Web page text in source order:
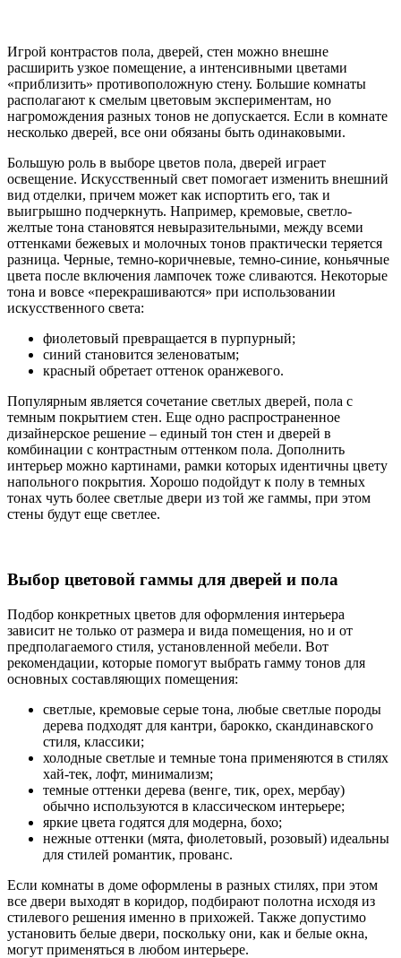
Игрой контрастов пола, дверей, стен можно внешне
расширить узкое помещение, а интенсивными цветами
«приблизить» противоположную стену. Большие комнаты
располагают к смелым цветовым экспериментам, но
нагромождения разных тонов не допускается. Если в комнате
несколько дверей, все они обязаны быть одинаковыми.
Большую роль в выборе цветов пола, дверей играет
освещение. Искусственный свет помогает изменить внешний
вид отделки, причем может как испортить его, так и
выигрышно подчеркнуть. Например, кремовые, светло-
желтые тона становятся невыразительными, между всеми
оттенками бежевых и молочных тонов практически теряется
разница. Черные, темно-коричневые, темно-синие, коньячные
цвета после включения лампочек тоже сливаются. Некоторые
тона и вовсе «перекрашиваются» при использовании
искусственного света:
фиолетовый превращается в пурпурный;
синий становится зеленоватым;
красный обретает оттенок оранжевого.
Популярным является сочетание светлых дверей, пола с
темным покрытием стен. Еще одно распространенное
дизайнерское решение – единый тон стен и дверей в
комбинации с контрастным оттенком пола. Дополнить
интерьер можно картинами, рамки которых идентичны цвету
напольного покрытия. Хорошо подойдут к полу в темных
тонах чуть более светлые двери из той же гаммы, при этом
стены будут еще светлее.
Выбор цветовой гаммы для дверей и пола
Подбор конкретных цветов для оформления интерьера
зависит не только от размера и вида помещения, но и от
предполагаемого стиля, установленной мебели. Вот
рекомендации, которые помогут выбрать гамму тонов для
основных составляющих помещения:
светлые, кремовые серые тона, любые светлые породы
дерева подходят для кантри, барокко, скандинавского
стиля, классики;
холодные светлые и темные тона применяются в стилях
хай-тек, лофт, минимализм;
темные оттенки дерева (венге, тик, орех, мербау)
обычно используются в классическом интерьере;
яркие цвета годятся для модерна, бохо;
нежные оттенки (мята, фиолетовый, розовый) идеальны
для стилей романтик, прованс.
Если комнаты в доме оформлены в разных стилях, при этом
все двери выходят в коридор, подбирают полотна исходя из
стилевого решения именно в прихожей. Также допустимо
установить белые двери, поскольку они, как и белые окна,
могут применяться в любом интерьере.